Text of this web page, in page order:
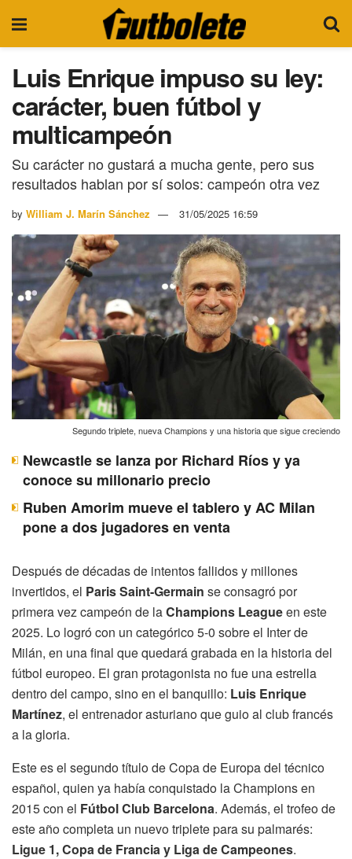
Luis Enrique impuso su ley:
carácter, buen fútbol y
multicampeón
Su carácter no gustará a mucha gente, pero sus
resultados hablan por sí solos: campeón otra vez
by William J. Marín Sánchez 31/05/2025 16:59
Segundo triplete, nueva Champions y una historia que sigue creciendo
Newcastle se lanza por Richard Ríos y ya
conoce su millonario precio
Ruben Amorim mueve el tablero y AC Milan
pone a dos jugadores en venta
Después de décadas de intentos fallidos y millones
invertidos, el Paris Saint-Germain se consagró por
primera vez campeón de laChampions Leagueen este
2025. Lo logró con un categórico 5-0 sobre el Inter de
Milán, en una final que quedará grabada en la historia del
fútbol europeo. El gran protagonista no fue una estrella
dentro del campo, sino en el banquillo: Luis Enrique
Martínez, el entrenador asturiano que guio al club francés
a la gloria.
Este es el segundo título de Copa de Europa del técnico
español, quien ya había conquistado la Champions en
2015 con el Fútbol Club Barcelona. Además, el trofeo de
este año completa un nuevo triplete para su palmarés:
Ligue 1, Copa de Francia y Liga de Campeones.